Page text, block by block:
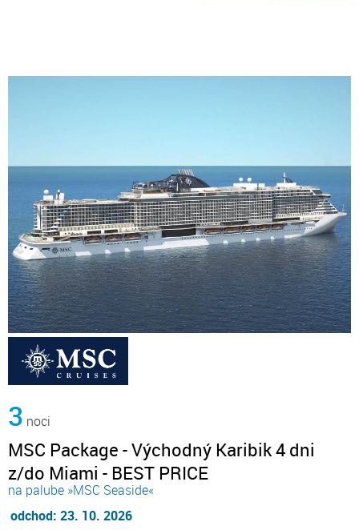
3 noci
MSC Package - Východný Karibik 4 dni
z/do Miami - BEST PRICE
na palube »MSC Seaside«
odchod: 23. 10. 2026